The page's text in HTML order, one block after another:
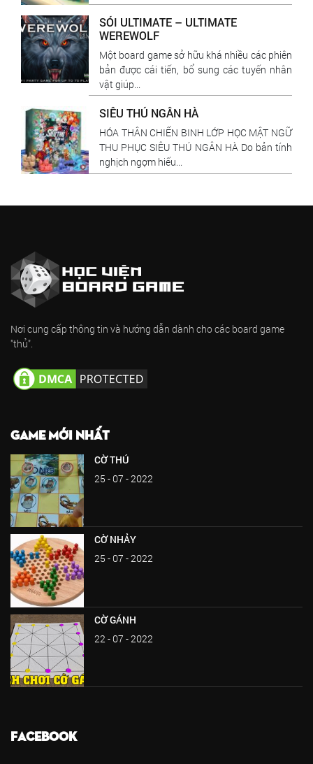
SÓI ULTIMATE – ULTIMATE
WEREWOLF
Một board game sở hữu khá nhiều các phiên
bản được cái tiến, bổ sung các tuyến nhân
vật giúp...
SIÊU THÚ NGÂN HÀ
HÓA THÂN CHIẾN BINH LỚP HỌC MẬT NGỮ
THU PHỤC SIÊU THÚ NGÂN HÀ Do bản tính
nghịch ngợm hiếu...
Nơi cung cấp thông tin và hướng dẫn dành cho các board game
"thủ".
GAME MỚI NHẤT
CỜ THÚ
25 - 07 - 2022
CỜ NHẢY
25 - 07 - 2022
CỜ GÁNH
22 - 07 - 2022
FACEBOOK